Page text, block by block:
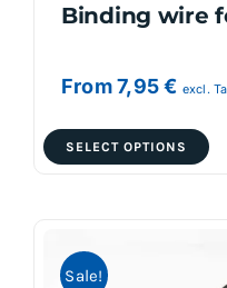
Binding wire
From 7,95€ excl.
SELECT OPTIONS
Sale!